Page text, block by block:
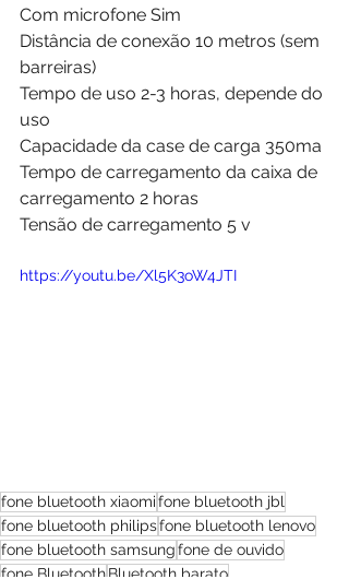
Com microfone Sim
Distância de conexão 10 metros (sem
barreiras)
Tempo de uso 2-3 horas, depende do
uso
Capacidade da case de carga 350ma
Tempo de carregamento da caixa de
carregamento 2 horas
Tensão de carregamento 5 v
https://youtu.be/Xl5K3oW4JTI
fone bluetooth xiaomifone bluetooth jbl
fone bluetooth philipsfone bluetooth lenovo
fone bluetooth samsungfone de ouvido
fone BluetoothBluetooth barato